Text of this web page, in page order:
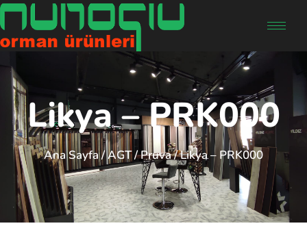
Likya – PRK000
Ana Sayfa/AGT/Pruva/ Likya – PRK000